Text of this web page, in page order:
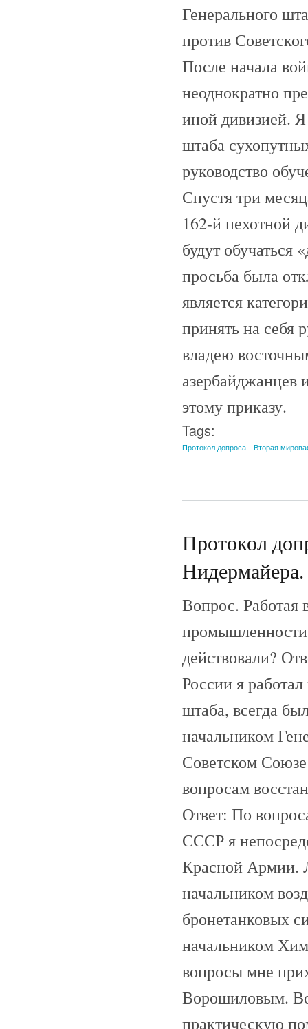
Генерального
против
После начала
неоднократно
иной дивизией. Я
штаба
руководство
Спустя три
162-й пехотной
будут
просьба была
является
принять на себя
владею
азербайджанцев
этому приказу.
Tags:
Протокол допроса Вторая
Протокол
Вопрос. Работая
действовали?
России я
штаба, всегда
начальником
Советском
вопросам
Ответ: По
СССР я
Красной Армии.
начальником
бронетанковых
начальником
вопросы мне
Ворошиловым.
практическую